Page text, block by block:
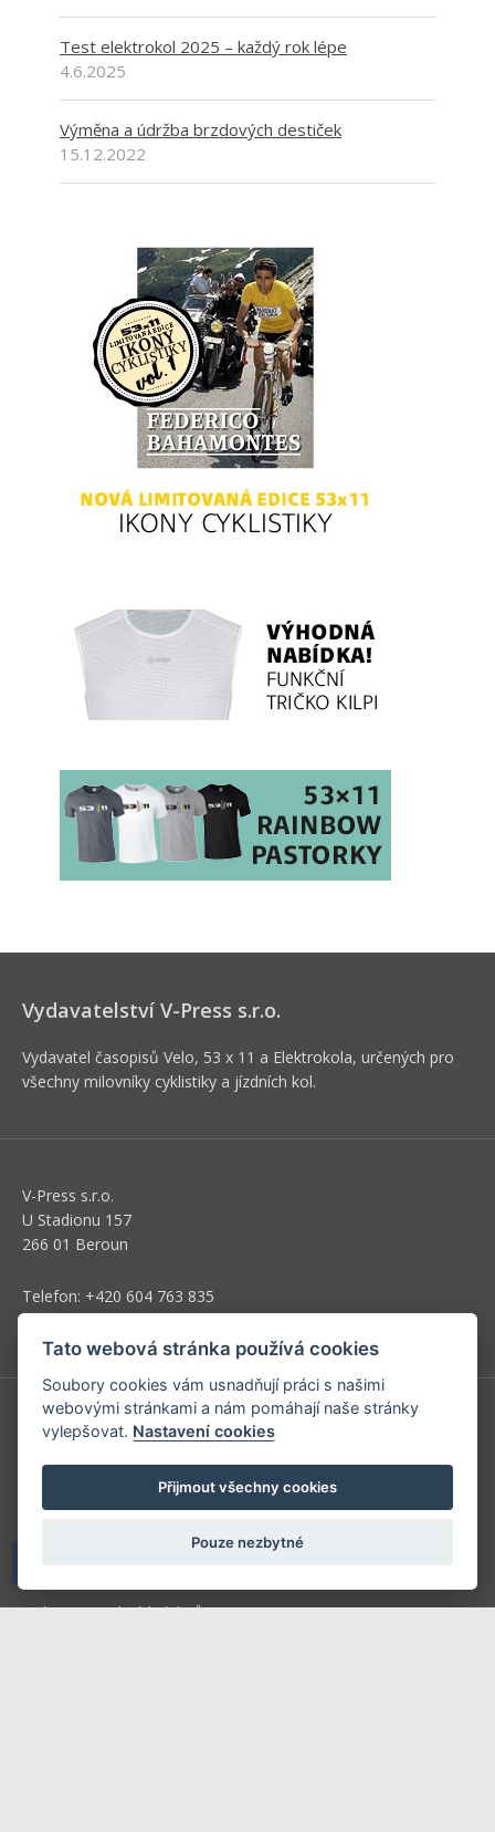
Test elektrokol 2025 – každý rok lépe
4.6.2025
Výměna a údržba brzdových destiček
15.12.2022
Vydavatelství V-Press s.r.o.
Vydavatel časopisů Velo, 53 x 11 a Elektrokola, určených pro
všechny milovníky cyklistiky a jízdních kol.
V-Press s.r.o.
U Stadionu 157
266 01 Beroun
Telefon: +420 604 763 835
E-mail:predplatne@vpress.cz
Redakce
Předplatné
Inzerce v časopise
Inzerce na www stránkách
Ochrana osobních údajů
Tato webová stránka používá cookies
Soubory cookies vám usnadňují práci s našimi
webovými stránkami a nám pomáhají naše stránky
vylepšovat. Nastavení cookies
Přijmout všechny cookies
Pouze nezbytné